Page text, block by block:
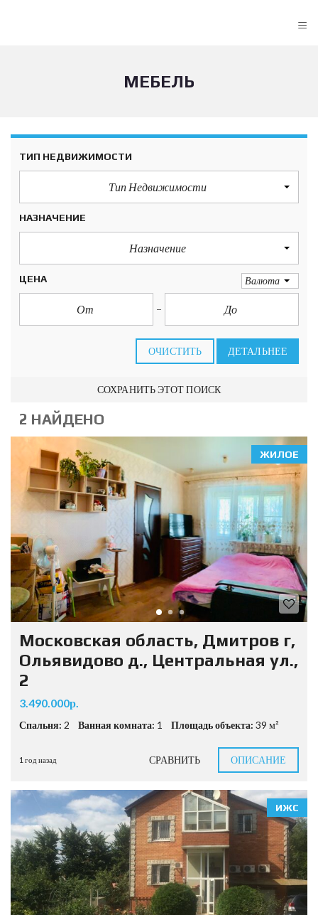
≡
МЕБЕЛЬ
ТИП НЕДВИЖИМОСТИ
Тип Недвижимости
НАЗНАЧЕНИЕ
Назначение
ЦЕНА Валюта
ОЧИСТИТЬ ДЕТАЛЬНЕЕ
СОХРАНИТЬ ЭТОТ ПОИСК
2 НАЙДЕНО
ЖИЛОЕ
Московская область, Дмитров г,
Ольявидово д., Центральная ул.,
2
3.490.000р.
Спальня: 2 Ванная комната: 1 Площадь объекта: 39 м²
1 год назад СРАВНИТЬ ОПИСАНИЕ
ИЖС